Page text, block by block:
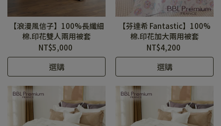
【浪漫風信子】100%長纖細
棉.印花雙人兩用被套
NT$5,000
選購
【芬達希 Fantastic】100%
棉.印花加大兩用被套
NT$4,200
選購